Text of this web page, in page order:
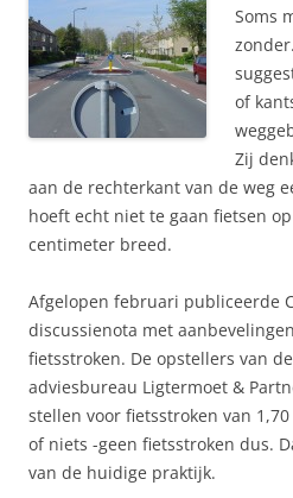
Soms
of
Zij
aan de rechterkant van de weg
hoeft echt niet te gaan fietsen
centimeter breed.
Afgelopen februari publiceerde
discussienota met
fietsstroken. De opstellers van
adviesbureau Ligtermoet &
stellen voor fietsstroken van
of niets -geen fietsstroken dus.
van de huidige praktijk.